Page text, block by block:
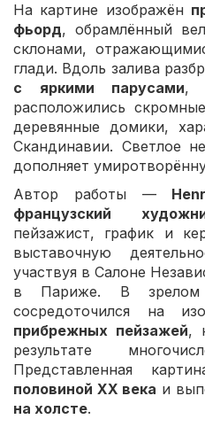
На картине изображён
фьорд, обрамлённый
склонами,
глади. Вдоль залива
с яркими парусами,
расположились
деревянные домики,
Скандинавии. Светлое
дополняет
Автор работы —
французский
пейзажист, график и
выставочную
участвуя в Салоне
в Париже. В зрелом
сосредоточился на
прибрежных пейзажей,
результате
Представленная
половиной XX века и
на холсте.